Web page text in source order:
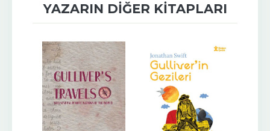
YAZARIN DIĞER KITAPLARI